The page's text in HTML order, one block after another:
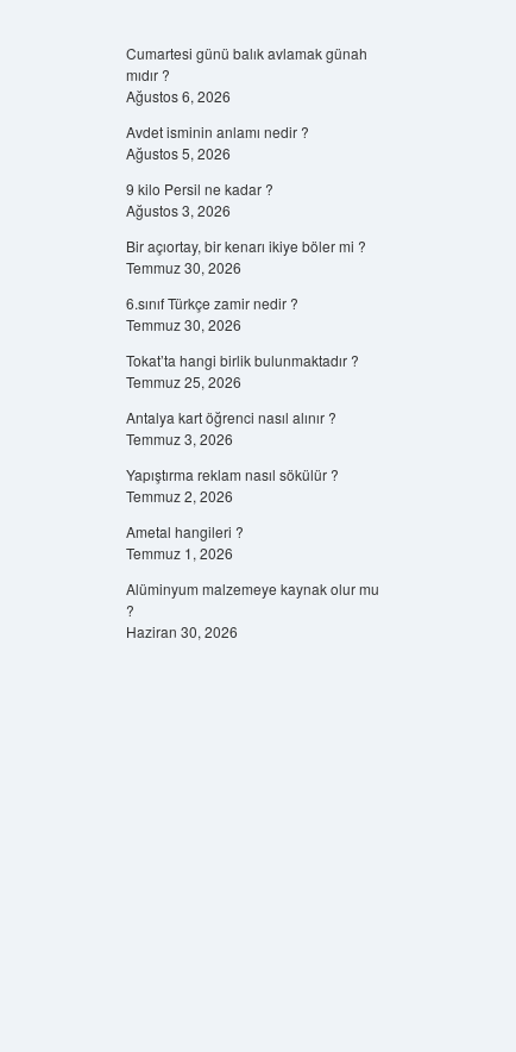
Cumartesi günü balık avlamak günah
mıdır ?
Ağustos 6, 2026
Avdet isminin anlamı nedir ?
Ağustos 5, 2026
9 kilo Persil ne kadar ?
Ağustos 3, 2026
Bir açıortay, bir kenarı ikiye böler mi ?
Temmuz 30, 2026
6.sınıf Türkçe zamir nedir ?
Temmuz 30, 2026
Tokat’ta hangi birlik bulunmaktadır ?
Temmuz 25, 2026
Antalya kart öğrenci nasıl alınır ?
Temmuz 3, 2026
Yapıştırma reklam nasıl sökülür ?
Temmuz 2, 2026
Ametal hangileri ?
Temmuz 1, 2026
Alüminyum malzemeye kaynak olur mu
?
Haziran 30, 2026